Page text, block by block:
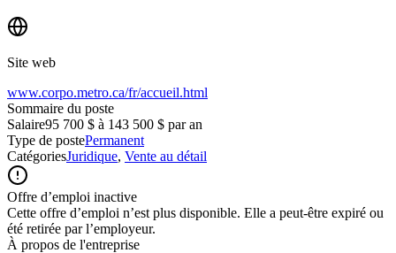
Site web
www.corpo.metro.ca/fr/accueil.html
Sommaire du poste
Salaire95 700 $ à 143 500 $ par an
Type de postePermanent
CatégoriesJuridique, Vente au détail
Offre d’emploi inactive
Cette offre d’emploi n’est plus disponible. Elle a peut-être expiré ou
été retirée par l’employeur.
À propos de l'entreprise